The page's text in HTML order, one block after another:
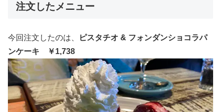
注文したメニュー
今回注文したのは、
ピスタチオ & フォンダンショコラパ
ンケーキ ￥1,738